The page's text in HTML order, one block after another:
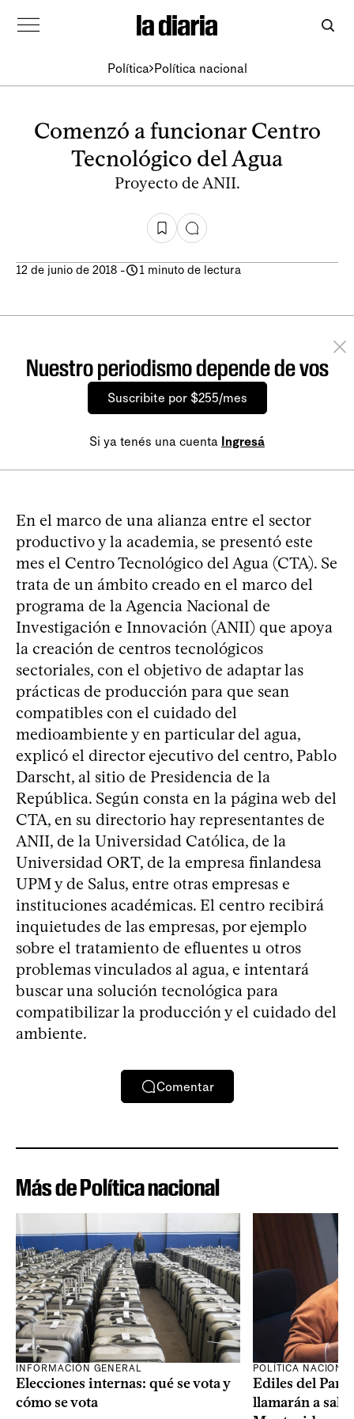
Política Política nacional
Comenzó a funcionar Centro
Tecnológico del Agua
Proyecto de ANII.
12 de junio de 2018 - 1 minuto de lectura
Nuestro periodismo depende de vos
Suscribite por $255/mes
Si ya tenés una cuenta Ingresá
En el marco de una alianza entre el sector
productivo y la academia, se presentó este
mes el Centro Tecnológico del Agua (CTA). Se
trata de un ámbito creado en el marco del
programa de la Agencia Nacional de
Investigación e Innovación (ANII) que apoya
la creación de centros tecnológicos
sectoriales, con el objetivo de adaptar las
prácticas de producción para que sean
compatibles con el cuidado del
medioambiente y en particular del agua,
explicó el director ejecutivo del centro, Pablo
Darscht, al sitio de Presidencia de la
República. Según consta en la página web del
CTA, en su directorio hay representantes de
ANII, de la Universidad Católica, de la
Universidad ORT, de la empresa finlandesa
UPM y de Salus, entre otras empresas e
instituciones académicas. El centro recibirá
inquietudes de las empresas, por ejemplo
sobre el tratamiento de efluentes u otros
problemas vinculados al agua, e intentará
buscar una solución tecnológica para
compatibilizar la producción y el cuidado del
ambiente.
Comentar
Más de Política nacional
INFORMACIÓN GENERAL
Elecciones internas: qué se vota y
cómo se vota
POLÍTICA
Ediles del
llamarán a sala